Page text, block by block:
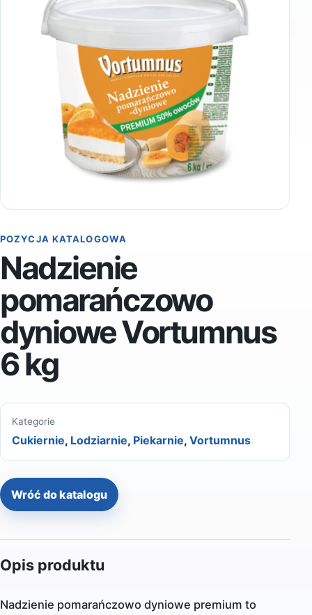
POZYCJA KATALOGOWA
Nadzienie
pomarańczowo
dyniowe Vortumnus
6 kg
Kategorie
Cukiernie, Lodziarnie, Piekarnie, Vortumnus
Wróć do katalogu
Opis produktu
Nadzienie pomarańczowo dyniowe premium to